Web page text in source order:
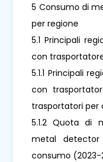
5 Consumo di
per regione
5.1 Principali
con
5.1.1 Principali
con
trasportatori per
5.1.2 Quota di
metal
consumo (2023-